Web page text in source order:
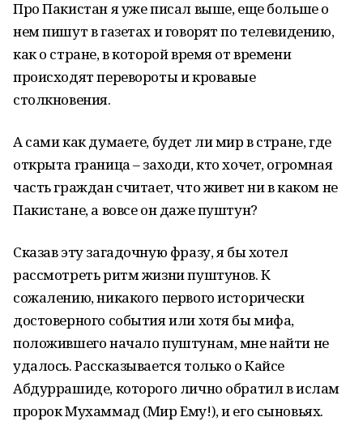
Про Пакистан я уже писал выше, еще больше о
нем пишут в газетах и говорят по телевидению,
как о стране, в которой время от времени
происходят перевороты и кровавые
столкновения.
А сами как думаете, будет ли мир в стране, где
открыта граница – заходи, кто хочет, огромная
часть граждан считает, что живет ни в каком не
Пакистане, а вовсе он даже пуштун?
Сказав эту загадочную фразу, я бы хотел
рассмотреть ритм жизни пуштунов. К
сожалению, никакого первого исторически
достоверного события или хотя бы мифа,
положившего начало пуштунам, мне найти не
удалось. Рассказывается только о Кайсе
Абдуррашиде, которого лично обратил в ислам
пророк Мухаммад (Мир Ему!), и его сыновьях.